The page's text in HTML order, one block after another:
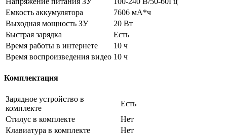
Емкость аккумулятора
7606 мА*ч
Выходная мощность ЗУ
20 Вт
Быстрая зарядка
Есть
Время работы в интернете
10 ч
Время воспроизведения видео 10 ч
Комплектация
Зарядное устройство в
комплекте
Есть
Стилус в комплекте
Нет
Клавиатура в комплекте
Нет